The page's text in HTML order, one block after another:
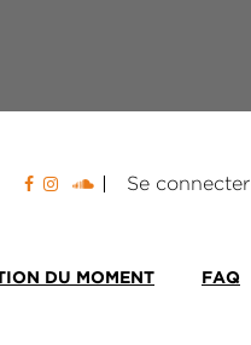
Se connecter
DU MOMENT FAQ